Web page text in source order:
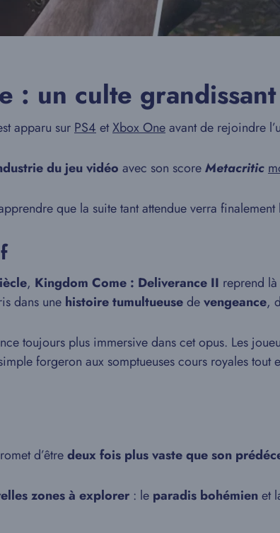
: un culte grandissant
apparu sur PS4 etXbox Oneavant de rejoindre
du jeu vidéo avec son scoreMetacritic
que la suite tant attendue verra
, Kingdom Come : Deliverance II reprend là
dans une histoire tumultueusedevengeance,
toujours plus immersive dans cet opus. Les
forgeron aux somptueuses cours royales tout
d’êtredeux fois plus vaste que son
zones à explorer : le paradis bohémienet